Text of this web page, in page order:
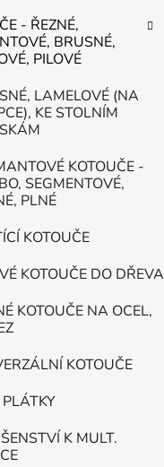
- ŘEZNÉ,
BRUSNÉ,
PILOVÉ
LAMELOVÉ (NA
KE STOLNÍM
KOTOUČE -
SEGMENTOVÉ,
PLNÉ
KOTOUČE
KOTOUČE DO DŘEVA
KOTOUČE NA OCEL,
KOTOUČE
K MULT.